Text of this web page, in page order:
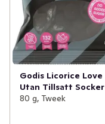
Godis Licorice Love
Utan Tillsatt Socker
80 g, Tweek